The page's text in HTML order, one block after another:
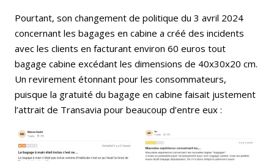
Pourtant, son changement de politique du 3 avril 2024
concernant les bagages en cabine a créé des incidents
avec les clients en facturant environ 60 euros tout
bagage cabine excédant les dimensions de 40x30x20 cm.
Un revirement étonnant pour les consommateurs,
puisque la gratuité du bagage en cabine faisait justement
l’attrait de Transavia pour beaucoup d’entre eux :